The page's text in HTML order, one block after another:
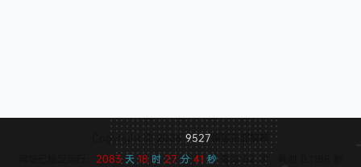
Copyright © 2026 9527 保留资源解释
2083天 18时27分42 秒 查询 62 次，耗时 0.1188 秒